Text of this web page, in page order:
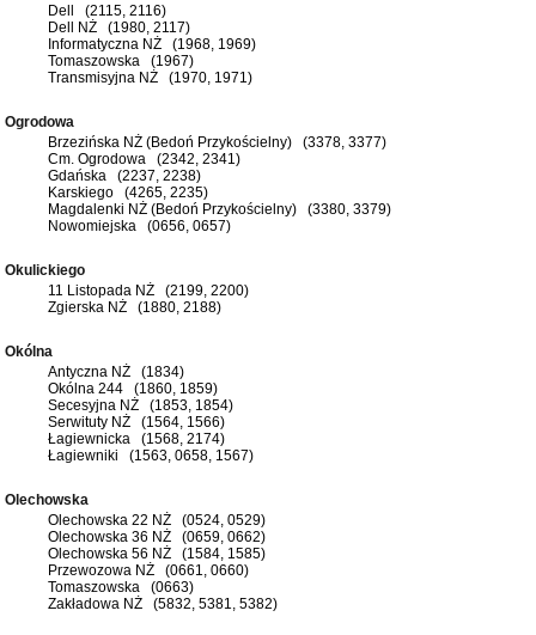
Dell (2115, 2116)
Dell NŻ (1980, 2117)
Informatyczna NŻ (1968, 1969)
Tomaszowska (1967)
Transmisyjna NŻ (1970, 1971)
Ogrodowa
Brzezińska NŻ (Bedoń Przykościelny) (3378, 3377)
Cm. Ogrodowa (2342, 2341)
Gdańska (2237, 2238)
Karskiego (4265, 2235)
Magdalenki NŻ (Bedoń Przykościelny) (3380, 3379)
Nowomiejska (0656, 0657)
Okulickiego
11 Listopada NŻ (2199, 2200)
Zgierska NŻ (1880, 2188)
Okólna
Antyczna NŻ (1834)
Okólna 244 (1860, 1859)
Secesyjna NŻ (1853, 1854)
Serwituty NŻ (1564, 1566)
Łagiewnicka (1568, 2174)
Łagiewniki (1563, 0658, 1567)
Olechowska
Olechowska 22 NŻ (0524, 0529)
Olechowska 36 NŻ (0659, 0662)
Olechowska 56 NŻ (1584, 1585)
Przewozowa NŻ (0661, 0660)
Tomaszowska (0663)
Zakładowa NŻ (5832, 5381, 5382)